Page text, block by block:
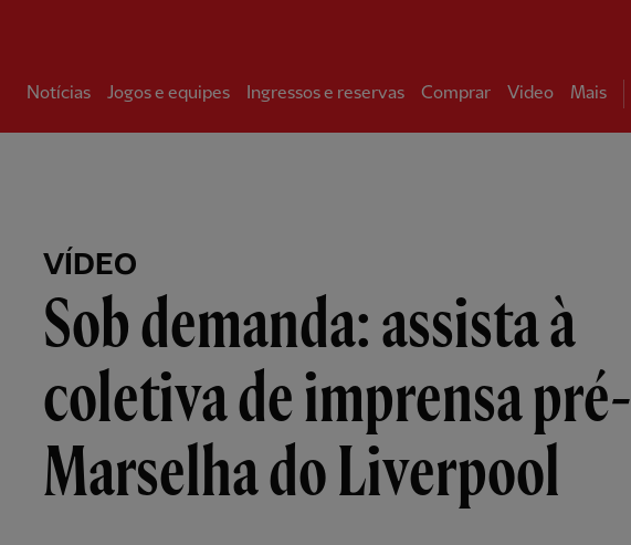
Notícias Jogos e equipes Ingressos e reservas Comprar Video Mais
VÍDEO
Sob demanda: assista à
coletiva de imprensa pré-
Marselha do Liverpool